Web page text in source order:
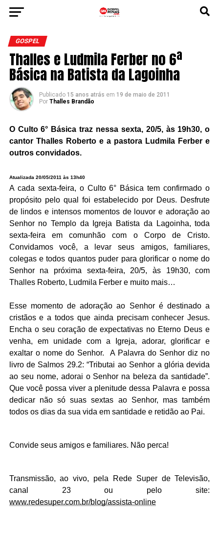
GOSPEL
Thalles e Ludmila Ferber no 6ª
Básica na Batista da Lagoinha
Publicado 15 anos atrás em 19 de maio de 2011
Por Thalles Brandão
O Culto 6° Básica traz nessa sexta, 20/5, às 19h30, o
cantor Thalles Roberto e a pastora Ludmila Ferber e
outros convidados.
Atualizada 20/05/2011 às 13h40
A cada sexta-feira, o Culto 6° Básica tem confirmado o
propósito pelo qual foi estabelecido por Deus. Desfrute
de lindos e intensos momentos de louvor e adoração ao
Senhor no Templo da Igreja Batista da Lagoinha, toda
sexta-feira em comunhão com o Corpo de Cristo.
Convidamos você, a levar seus amigos, familiares,
colegas e todos quantos puder para glorificar o nome do
Senhor na próxima sexta-feira, 20/5, às 19h30, com
Thalles Roberto, Ludmila Ferber e muito mais…
Esse momento de adoração ao Senhor é destinado a
cristãos e a todos que ainda precisam conhecer Jesus.
Encha o seu coração de expectativas no Eterno Deus e
venha, em unidade com a Igreja, adorar, glorificar e
exaltar o nome do Senhor. A Palavra do Senhor diz no
livro de Salmos 29.2: “Tributai ao Senhor a glória devida
ao seu nome, adorai o Senhor na beleza da santidade”.
Que você possa viver a plenitude dessa Palavra e possa
dedicar não só suas sextas ao Senhor, mas também
todos os dias da sua vida em santidade e retidão ao Pai.
Convide seus amigos e familiares. Não perca!
Transmissão, ao vivo, pela Rede Super de Televisão,
canal 23 ou pelo site:
www.redesuper.com.br/blog/assista-online